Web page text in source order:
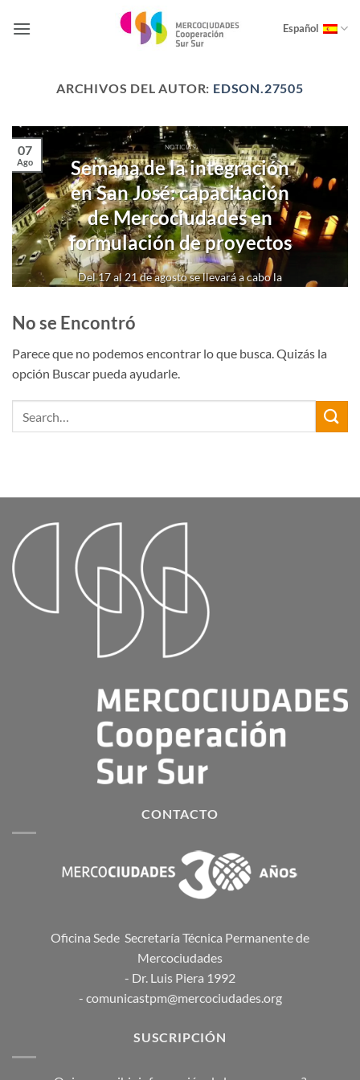
Español
ARCHIVOS DEL AUTOR: EDSON.27505
NOTICIAS
Semana de la integración
en San José: capacitación
de Mercociudades en
formulación de proyectos
Del 17 al 21 de agosto se llevará a cabo la
CONTINUAR LEYENDO
07
Ago
No se Encontró
Parece que no podemos encontrar lo que busca. Quizás la
opción Buscar pueda ayudarle.
CONTACTO
Oficina Sede Secretaría Técnica Permanente de
Mercociudades
- Dr. Luis Piera 1992
- comunicastpm@mercociudades.org
SUSCRIPCIÓN